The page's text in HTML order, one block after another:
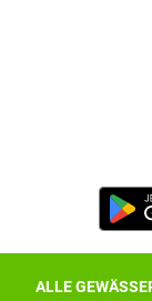
ALLE